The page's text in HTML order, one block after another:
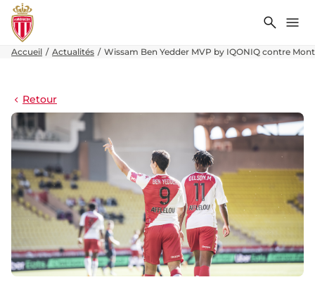
Accueil Actualités Wissam Ben Yedder MVP by IQONIQ contre
Retour